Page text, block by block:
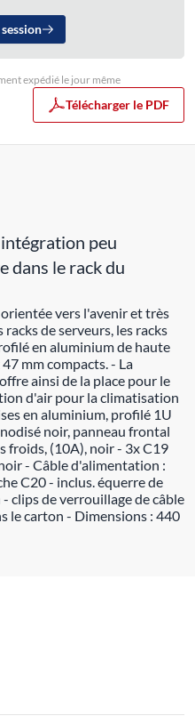
expédié le jour même
Télécharger le PDF
peu
dans le rack du
vers l'avenir et très
de serveurs, les racks
en aluminium de haute
mm compacts. - La
ainsi de la place pour le
d'air pour la climatisation
en aluminium, profilé 1U
noir, panneau frontal
froids, (10A), noir - 3x C19
- Câble d'alimentation :
C20 - inclus. équerre de
clips de verrouillage de câble
le carton - Dimensions : 440